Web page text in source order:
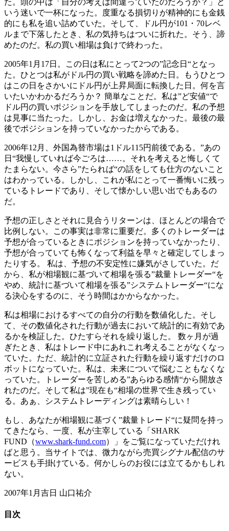
いう迷いで一杯になった。度重なる損切りが精神的にも金銭
的にも私を追い詰めていた。そして、ドル円が101・70レベ
ルまで下落したとき、私の気持ちはついに折れた。そう、諦
めたのだ。私の買い相場は負けで終わった。
2005年1月17日。この日は私にとって2つの”記念日“となっ
た。ひとつは私がドル円の買い戦略を諦めた日。もうひとつ
はこの日をさかいにドル円が上昇局面に転換した日。何を言
いたいかわかるだろうか？ 簡単なことだ。私は”ど安値“で
ドル円の買いポジションを手放してしまったのだ。私の予想
は見事に当たった。しかし、お金は増えなかった。最後の最
後でポジションを持っていなかったからである。
2006年12月、外国為替市場は1ドル115円前後である。”あの
日“我慢していれば今ごろは……。それを考えると悔しくて
たまらない。今さら”たられば“の話をしても仕方のないこと
はわかっている。しかし、これが私にとって一番悔いに残っ
ているトレードであり、そして懐かしい思い出でもあるの
だ。
予想の正しさとそれに見合うリターンは、ほとんどの場合で
比例しない。この事実は非常に重要だ。多くのトレーダーは
予想が合っているときにポジションを持っていなかったり、
予想が合っていても怖くなって利益を早々と確定してしまっ
たりする。 私は、予想の不安定性に嫌気がさしていた。だ
から、私が相場観に基づいて相場を張る”裁量トレーダー“を
やめ、統計に基づいて相場を張る”システムトレーダー“にな
る決心をするのに、そう時間はかからなかった。
私は相場におけるすべての自分の行動を数値化した。そし
て、その数値化された行動が過去において統計的に有効であ
るかを検証した。ひたすらそれを繰り返した。 数ヶ月が過
ぎたとき、私はトレード中にあれこれ考えることがなくなっ
ていた。ただ、統計的に立証された行動を繰り返すだけのロ
ボットになっていた。私は、未来について悩むこともなくな
っていた。トレーダーを苦しめる”あらゆる感情“から開放さ
れたのだ。そして私は”現在も“相場の世界で生き残ってい
る。あぁ、システムトレーディングは素晴らしい！
もし、あなたが相場観に基づく”裁量トレード“に疑問を持っ
てきたなら、一度、私が主宰している「SHARK
FUND（www.shark-fund.com）」をご覧になっていただけれ
ばと思う。当サイトでは、微力ながら売買シグナル配信のサ
ービスも手掛けている。何かしらのお役には立てるかもしれ
ない。
2007年1月吉日 山口祐介
目次